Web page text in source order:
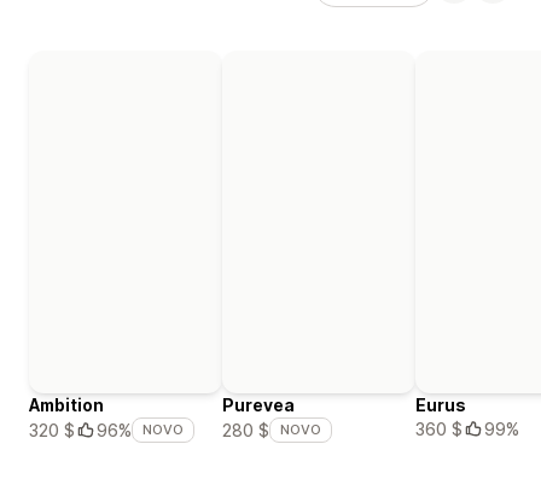
Ambition
320 $
96% NOVO
Purevea
280 $
NOVO
Eurus
360 $
99%